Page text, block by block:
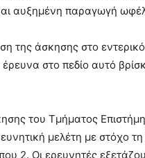
αυξημένη παραγωγή
της άσκησης στο
στο πεδίο αυτό
του Τμήματος
μελέτη με στόχο
2. Οι ερευνητές